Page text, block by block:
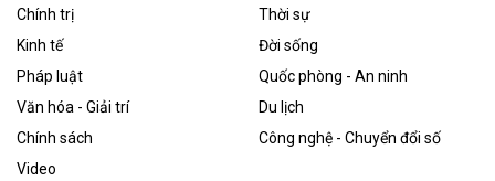
Chính trị
Thời sự
Kinh tế
Đời sống
Pháp luật
Quốc phòng - An ninh
Văn hóa - Giải trí
Du lịch
Chính sách
Công nghệ - Chuyển đổi số
Video